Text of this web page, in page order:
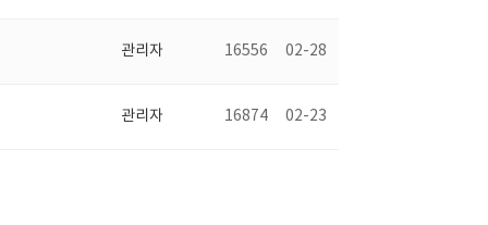
관리자 16556 02-28
관리자 16874 02-23